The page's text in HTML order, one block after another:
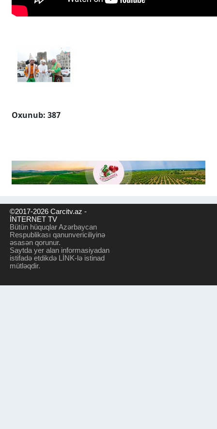
Oxunub: 387
©2017-2026 Carcitv.az -
İNTERNET TV
Bütün hüquqlar Azərbaycan
Respublikası qanunvericiliyinə
əsasən qorunur.
Saytda yer alan informasiyadan
istifadə etdikdə LİNK-lə istinad
mütləqdir.